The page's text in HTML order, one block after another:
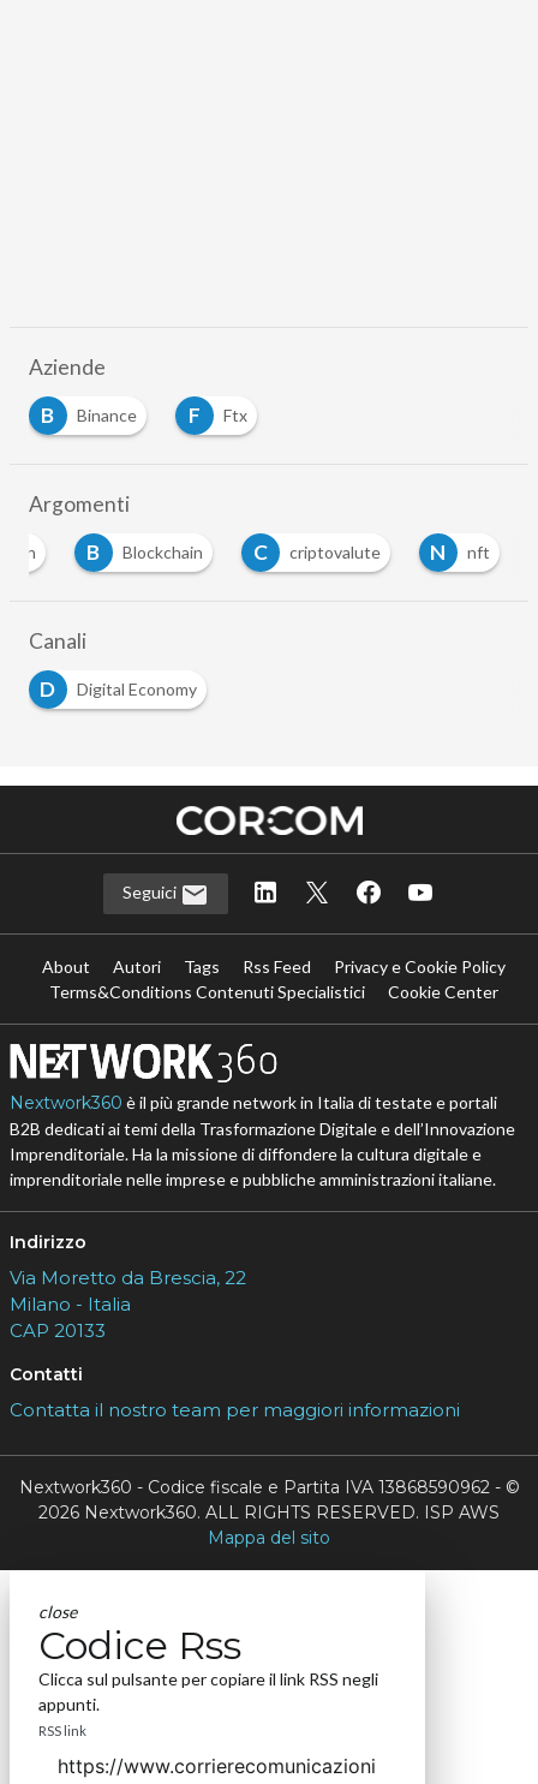
Aziende
B
Binance F Ftx
Argomenti
B Blockchain C criptovalute N nft
Canali
D
Digital Economy
Seguici
About Autori Tags Rss Feed
Privacy e Cookie Policy
Terms&Conditions Contenuti Specialistici
Cookie Center
Nextwork360 è il più grande network in Italia di testate e portali
B2B dedicati ai temi della Trasformazione Digitale e dell’Innovazione
Imprenditoriale. Ha la missione di diffondere la cultura digitale e
imprenditoriale nelle imprese e pubbliche amministrazioni italiane.
Indirizzo
Via Moretto da Brescia, 22
Milano - Italia
CAP 20133
Contatti
Contatta il nostro team per maggiori informazioni
Nextwork360 - Codice fiscale e Partita IVA 13868590962 - ©
2026 Nextwork360. ALL RIGHTS RESERVED. ISP AWS
Mappa del sito
close
Codice Rss
Clicca sul pulsante per copiare il link RSS negli
appunti.
RSS link